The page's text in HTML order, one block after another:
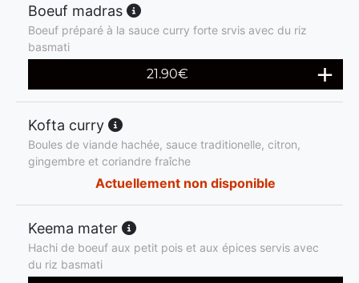
Boeuf madras
Boeuf préparé à la sauce curry forte srvis avec du riz
basmati
21.90€
Kofta curry
Boules de viande hachée, sauce traditionelle, citron,
gingembre et coriandre fraîche
Actuellement non disponible
Keema mater
Hachi de boeuf aux petit pois et aux épices servis avec
du riz basmati